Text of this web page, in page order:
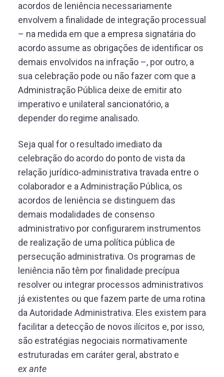
acordos de leniência necessariamente
envolvem a finalidade de integração processual
– na medida em que a empresa signatária do
acordo assume as obrigações de identificar os
demais envolvidos na infração –, por outro, a
sua celebração pode ou não fazer com que a
Administração Pública deixe de emitir ato
imperativo e unilateral sancionatório, a
depender do regime analisado.
Seja qual for o resultado imediato da
celebração do acordo do ponto de vista da
relação jurídico-administrativa travada entre o
colaborador e a Administração Pública, os
acordos de leniência se distinguem das
demais modalidades de consenso
administrativo por configurarem instrumentos
de realização de uma política pública de
persecução administrativa. Os programas de
leniência não têm por finalidade precípua
resolver ou integrar processos administrativos
já existentes ou que fazem parte de uma rotina
da Autoridade Administrativa. Eles existem para
facilitar a detecção de novos ilícitos e, por isso,
são estratégias negociais normativamente
estruturadas em caráter geral, abstrato e
ex ante